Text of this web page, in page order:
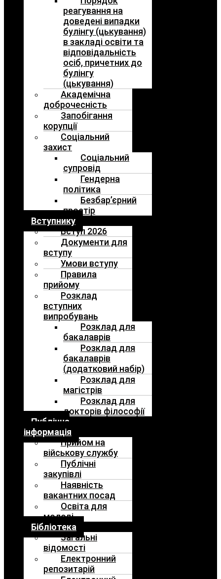
реагування на
доведені випадки
булінгу (цькування)
в закладі освіти та
відповідальність
осіб, причетних до
булінгу
(цькування)
Академічна
доброчесність
Запобігання
корупції
Соціальний
захист
Соціальний
супровід
Гендерна
політика
Безбар’єрний
простір
Вступнику
Вступ 2026
Документи для
вступу
Умови вступу
Правила
прийому
Розклад
вступних
випробувань
Розклад для
бакалаврів
Розклад для
бакалаврів
(додатковий набір)
Розклад для
магістрів
Розклад для
докторів філософії
Публічна
інформація
Прийом на
військову службу
Публічні
закупівлі
Наявність
вакантних посад
Освіта для
молоді
Бібліотека
Загальні
відомості
Електронний
репозитарій